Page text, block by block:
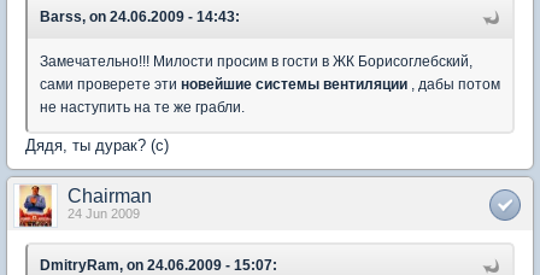
Barss, on 24.06.2009 - 14:43:
Замечательно!!! Милости просим в гости в ЖК Борисоглебский,
сами проверете эти новейшие системы вентиляции
, дабы потом
не наступить на те же грабли.
Дядя, ты дурак? (с)
Chairman
24 Jun 2009
DmitryRam, on 24.06.2009 - 15:07: